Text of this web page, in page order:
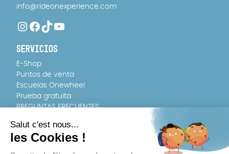
info@rideonexperience.com
Instagram Facebook TikTok
YouTube
SERVICIOS
E-Shop
Puntos de venta
Escuelas Onewheel
Prueba gratuita
PREGUNTAS FRECUENTES
EQUIPO
Quiénes somos